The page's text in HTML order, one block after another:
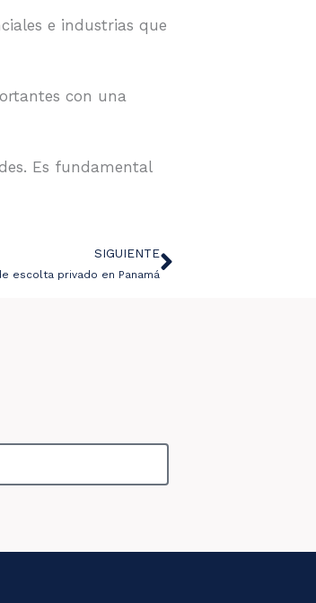
e industrias que
con una
Es fundamental
SIGUIENTE
escolta privado en PanamáSiguiente